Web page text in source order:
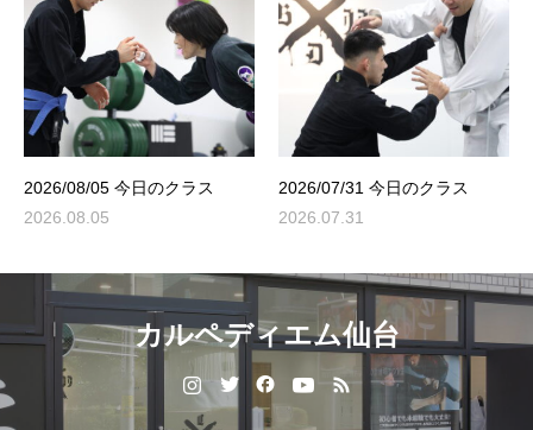
2026/08/05 今日のクラス
2026.08.05
2026/07/31 今日のクラス
2026.07.31
カルペディエム仙台